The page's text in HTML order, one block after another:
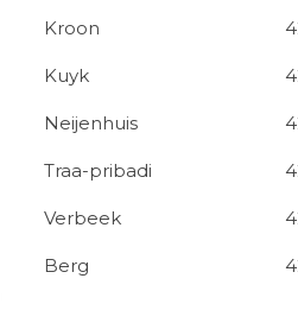
Kroon
Kuyk
Neijenhuis
Traa-pribadi
Verbeek
Berg